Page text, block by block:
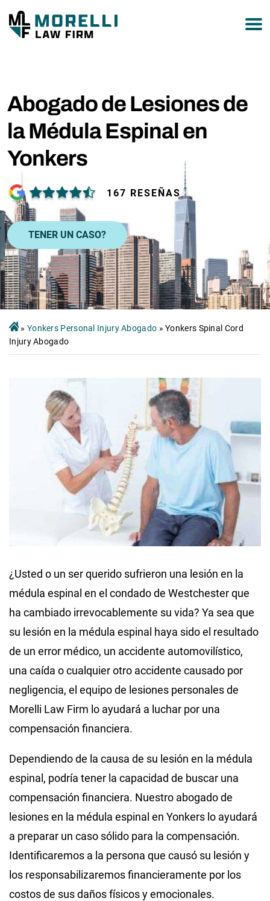
Abogado de Lesiones de
la Médula Espinal en
Yonkers
167 RESEÑAS
TENER UN CASO?
» Yonkers Personal Injury Abogado »Yonkers Spinal Cord
Injury Abogado
¿Usted o un ser querido sufrieron una lesión en la
médula espinal en el condado de Westchester que
ha cambiado irrevocablemente su vida? Ya sea que
su lesión en la médula espinal haya sido el resultado
de un error médico, un accidente automovilístico,
una caída o cualquier otro accidente causado por
negligencia, el equipo de lesiones personales de
Morelli Law Firm lo ayudará a luchar por una
compensación financiera.
Dependiendo de la causa de su lesión en la médula
espinal, podría tener la capacidad de buscar una
compensación financiera. Nuestro abogado de
lesiones en la médula espinal en Yonkers lo ayudará
a preparar un caso sólido para la compensación.
Identificaremos a la persona que causó su lesión y
los responsabilizaremos financieramente por los
costos de sus daños físicos y emocionales.